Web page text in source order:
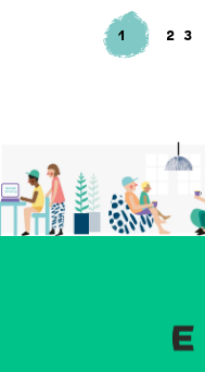
1 2 3